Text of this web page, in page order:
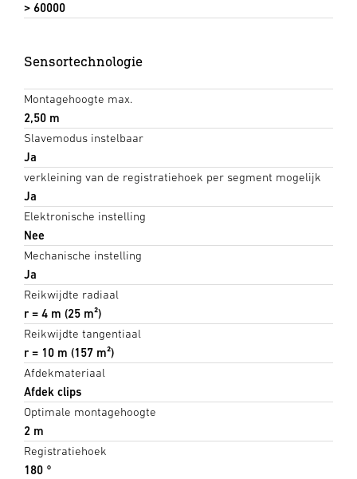
> 60000
Sensortechnologie
Montagehoogte max.
2,50 m
Slavemodus instelbaar
Ja
verkleining van de registratiehoek per segment mogelijk
Ja
Elektronische instelling
Nee
Mechanische instelling
Ja
Reikwijdte radiaal
r = 4 m (25 m²)
Reikwijdte tangentiaal
r = 10 m (157 m²)
Afdekmateriaal
Afdek clips
Optimale montagehoogte
2 m
Registratiehoek
180 °